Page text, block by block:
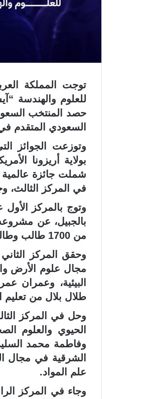
توجت المملكة
السعودي المتقدم
وتوزعت الجوائز
في المركز الثالث،
وتوج بالمركز الأول
بالجبيل، عن
من 1700 طالب وطالبة من نحو 70 دولة شاركت في المعرض.
وحقق المركز
مجال علوم الأرض
البيئية، وعمران
طلال بلال من
وحل في المركز
الحيوي والعلوم
وفاطمة محمد
الشرقية في مجال
علم المواد.
وجاء في المركز